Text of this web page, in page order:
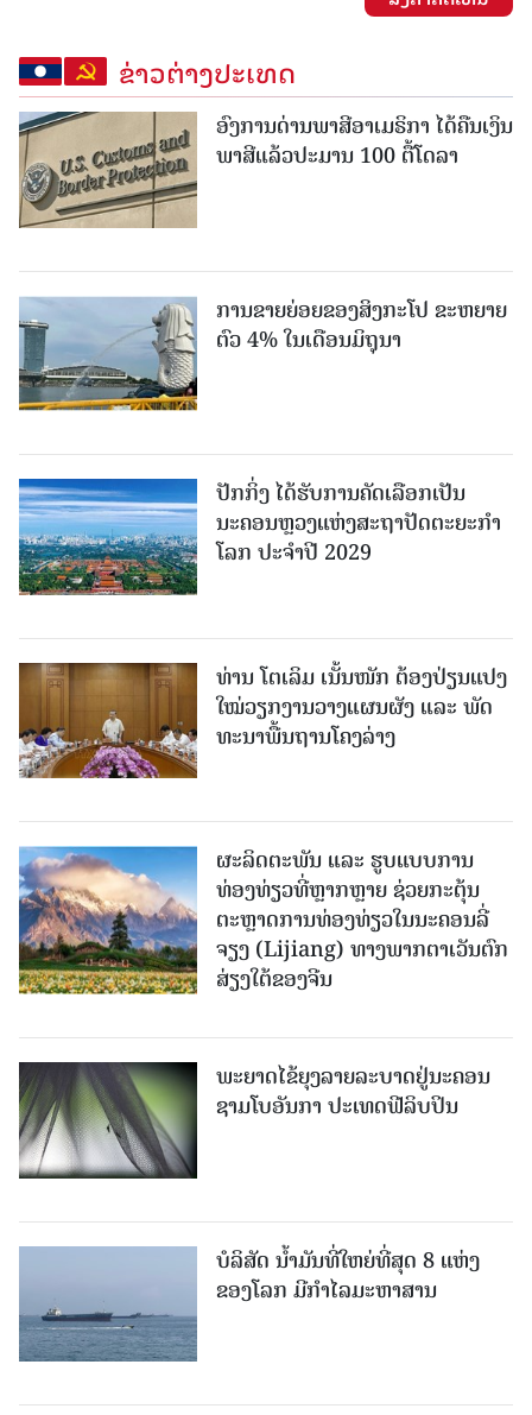
ຂ່າວຕ່າງປະເທດ
ອົງການດ່ານພາສີອາເມຣິກາ ໄດ້ຄືນເງິນ
ພາສີແລ້ວປະມານ 100 ຕື້ໂດລາ
ການຂາຍຍ່ອຍຂອງສິງກະໂປ ຂະຫຍາຍ
ຕົວ 4% ໃນເດືອນມິຖຸນາ
ປັກກິ່ງ ໄດ້ຮັບການຄັດເລືອກເປັນ
ນະຄອນຫຼວງແຫ່ງສະຖາປັດຕະຍະກຳ
ໂລກ ປະຈຳປີ 2029
ທ່ານ ໂຕ​ເລິມ ເນັ້ນໜັກ ຕ້ອງ​ປ່ຽນ​ແປງ​
ໃໝ່​ວຽກ​ງານ​ວາງ​ແຜນ​ຜັງ ແລະ ​ພັດ​
ທະ​ນາ​ພື້ນ​ຖານ​ໂຄງ​ລ່າງ
ຜະລິດຕະພັນ ແລະ ຮູບແບບການ
ທ່ອງທ່ຽວທີ່ຫຼາກຫຼາຍ ຊ່ວຍກະຕຸ້ນ
ຕະຫຼາດການທ່ອງທ່ຽວໃນນະຄອນລີ່
ຈຽງ (Lijiang) ທາງພາກຕາເວັນຕົກ
ສ່ຽງໃຕ້ຂອງຈີນ
ພະຍາດໄຂ້ຍຸງລາຍລະບາດຢູ່ນະຄອນ
ຊາມໂບ​ອັນກາ ປະເທດຟີລິບປິນ
ບໍລິສັດ ນ້ຳມັນທີ່ໃຫຍ່ທີ່ສຸດ 8 ແຫ່ງ
ຂອງໂລກ ມີກຳໄລມະຫາສານ